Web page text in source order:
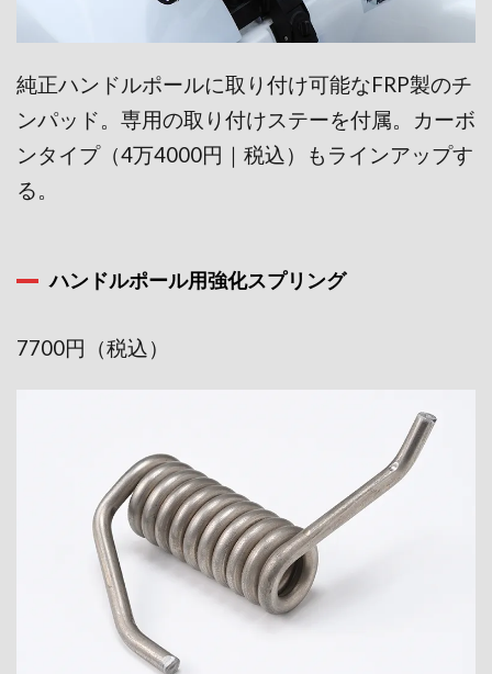
純正ハンドルポールに取り付け可能なFRP製のチ
ンパッド。専用の取り付けステーを付属。カーボ
ンタイプ（4万4000円｜ 税込）もラインアップす
る。
ハンドルポール用強化スプリング
7700円（税込）